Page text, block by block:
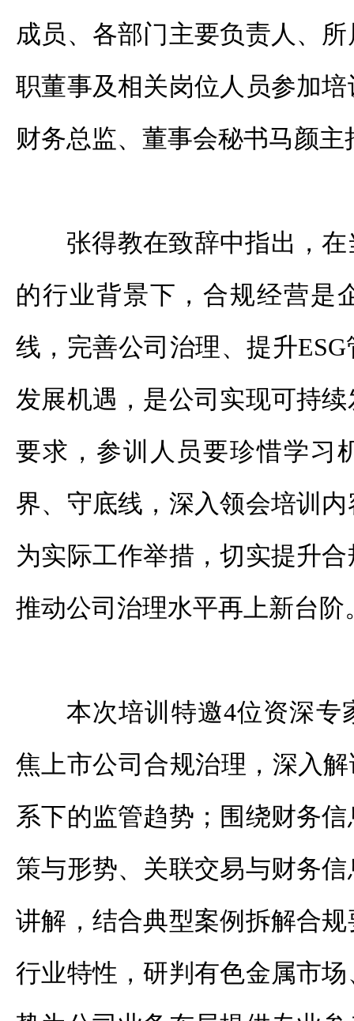
成员、各部门主要负责人、
职董事及相关岗位人员参加
财务总监、董事会秘书马颜主
张得教在致辞中指出，
的行业背景下，合规经营是
线，完善公司治理、提升
发展机遇，是公司实现可持
要求，参训人员要珍惜学习
界、守底线，深入领会培训
为实际工作举措，切实提升
推动公司治理水平再上新台阶
本次培训特邀4位资深专
焦上市公司合规治理，深入
系下的监管趋势；围绕财务
策与形势、关联交易与财务
讲解，结合典型案例拆解合
行业特性，研判有色金属市